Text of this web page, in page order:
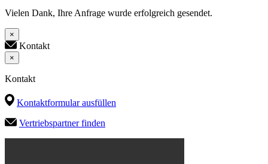
Vielen Dank, Ihre Anfrage wurde erfolgreich gesendet.
×
Kontakt
×
Kontakt
Kontaktformular ausfüllen
Vertriebspartner finden